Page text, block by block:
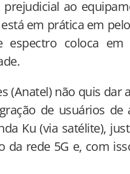
ao
em prática em
espectro coloca
(Anatel) não quis dar
de usuários de
Ku (via satélite),
da rede 5G e, com